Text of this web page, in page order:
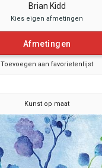
Brian Kidd
Kies eigen afmetingen
Afmetingen
Toevoegen aan favorietenlijst
Kunst op maat